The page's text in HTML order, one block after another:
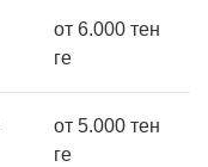
от 6.000 тен
ге
от 5.000 тен
ге